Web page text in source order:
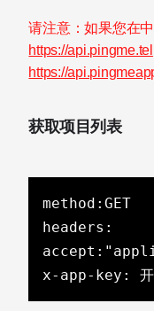
请注意：如果您在
https://api.pingme.tel
https://
获取项目列表
method:GET
headers:
x-app-key: 开